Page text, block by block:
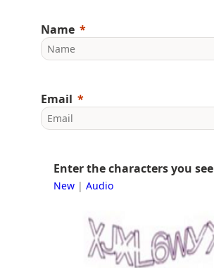
Name
Email
Enter the characters you see
New| Audio